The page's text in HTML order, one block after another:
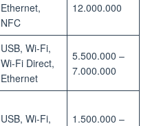
Ethernet,
NFC
12.000.000
USB, Wi-Fi,
Wi-Fi Direct,
Ethernet
5.500.000 –
7.000.000
USB, Wi-Fi,
1.500.000 –